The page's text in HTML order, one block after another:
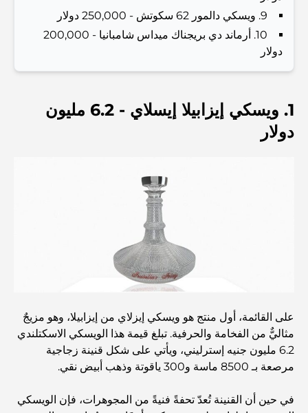
المدارس القريبة من نخلة جميرا: دليل شامل للعائلات
الرائع والمناظر الطبيعية الساحرة
مطاعم بإطلالة على برج العرب: تجربة طعام استثنائية في دبي
دليل شامل لأندية شاطئ نخلة جميرا لعام 2026
المطاعم الإيطالية في وسط مدينة دبي: تذوق إيطاليا في قلب
أفضل 7 نوادي رياضية في دبي هيلز: اللياقة البدنية في أبهى
صورها
9. ويسكي دالمور 62 سكوتش - 250,000 دولار
10. أرماند دي بريجناك ميداس شامبانيا - 200,000
دولار
1. ويسكي إيزابيلا إيسلاي - 6.2 مليون
دولار
على القائمة، أول منتج هو ويسكي إيزلاي من إيزابيلا، وهو مزيجٌ
مثاليٌّ من الفخامة والحرفية. تبلغ قيمة هذا الويسكي الاسكتلندي
6.2 مليون جنيه إسترليني، ويأتي على شكل قنينة زجاجية
مرصعة بـ 8500 ماسة و300 ياقوتة وذهب أبيض نقي.
في حين أن القنينة تُعدّ تحفةً فنيةً من المجوهرات، فإن الويسكي